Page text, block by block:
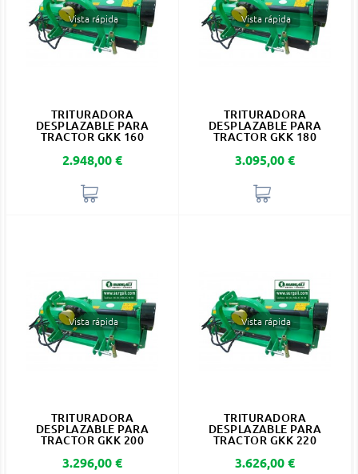
Vista rápida
TRITURADORA
DESPLAZABLE PARA
TRACTOR GKK 160
Precio
2.948,00 €
Vista rápida
TRITURADORA
DESPLAZABLE PARA
TRACTOR GKK 180
Precio
3.095,00 €
Vista rápida
TRITURADORA
DESPLAZABLE PARA
TRACTOR GKK 200
Precio
3.296,00 €
Vista rápida
TRITURADORA
DESPLAZABLE PARA
TRACTOR GKK 220
Precio
3.626,00 €